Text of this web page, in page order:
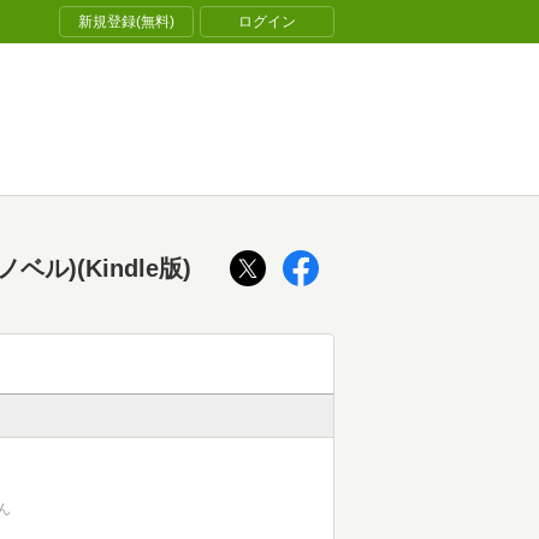
新規登録(無料) ログイン
ベル)(Kindle版)